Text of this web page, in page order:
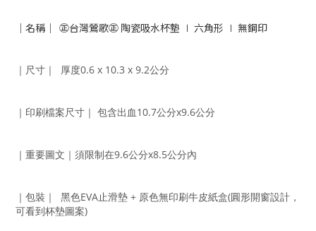
｜名稱｜ ㊣台灣鶯歌㊣ 陶瓷吸水杯墊 ∣ 六角形 ∣ 無鋼印
｜尺寸｜ 厚度0.6 x 10.3 x 9.2公分
｜印刷檔案尺寸｜ 包含出血10.7公分x9.6公分
｜重要圖文｜須限制在9.6公分x8.5公分內
｜包裝｜ 黑色EVA止滑墊 + 原色無印刷牛皮紙盒(圓形開窗設計，
可看到杯墊圖案)